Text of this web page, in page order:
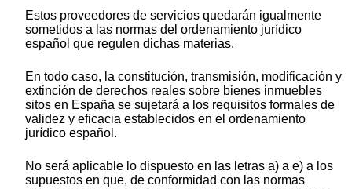
Estos proveedores de servicios quedarán igualmente
sometidos a las normas del ordenamiento jurídico
español que regulen dichas materias.
En todo caso, la constitución, transmisión, modificación y
extinción de derechos reales sobre bienes inmuebles
sitos en España se sujetará a los requisitos formales de
validez y eficacia establecidos en el ordenamiento
jurídico español.
No será aplicable lo dispuesto en las letras a) a e) a los
supuestos en que, de conformidad con las normas